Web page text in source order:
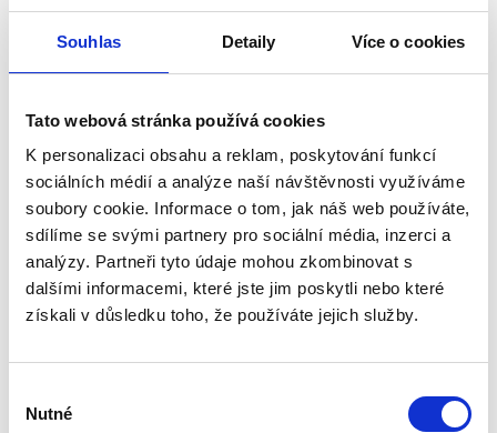
Souhlas Detaily Více o cookies
Tato webová stránka používá cookies
K personalizaci obsahu a reklam, poskytování funkcí
sociálních médií a analýze naší návštěvnosti využíváme
soubory cookie. Informace o tom, jak náš web používáte,
sdílíme se svými partnery pro sociální média, inzerci a
analýzy. Partneři tyto údaje mohou zkombinovat s
dalšími informacemi, které jste jim poskytli nebo které
získali v důsledku toho, že používáte jejich služby.
souhlasu
Nutné
Ventilator Dalap RAB TURBO 300 400V
Vorbestellung
Donnerstag, 13.8. bei Ihnen zu Hause
ab 169.99 €
142.84 € ohne MwSt.
In den Warenkorb
3-phasiger Wandabluftventilator,Leistung